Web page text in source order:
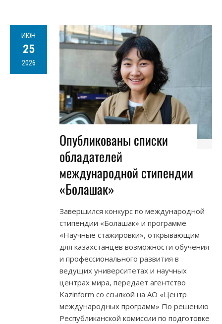
ИЮН
25
2026
Опубликованы списки
обладателей
международной стипендии
«Болашак»
Завершился конкурс по международной
стипендии «Болашак» и программе
«Научные стажировки», открывающим
для казахстанцев возможности обучения
и профессионального развития в
ведущих университетах и научных
центрах мира, передает агентство
Kazinform со ссылкой на АО «Центр
международных программ» По решению
Республиканской комиссии по подготовке